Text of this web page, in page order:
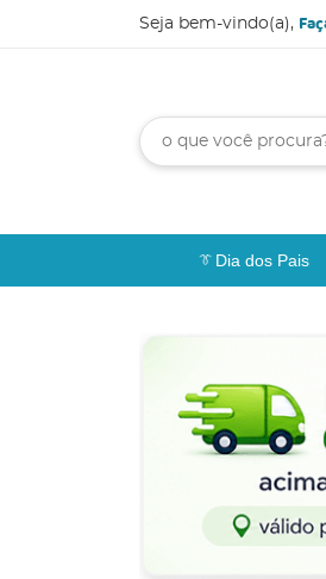
Seja bem-vindo(a),
Dia dos Pais